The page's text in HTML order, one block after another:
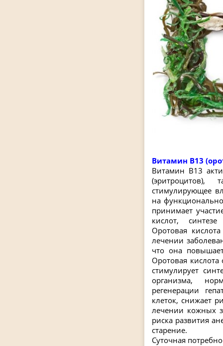
Витамин B13
Витамин В13
стимулирующее
на
принимает
кислот,
Оротовая
лечении
что она
Оротовая кислота
стимулирует
организма,
регенерации
клеток, снижает
лечении кожных
риска развития
старение.
Суточная